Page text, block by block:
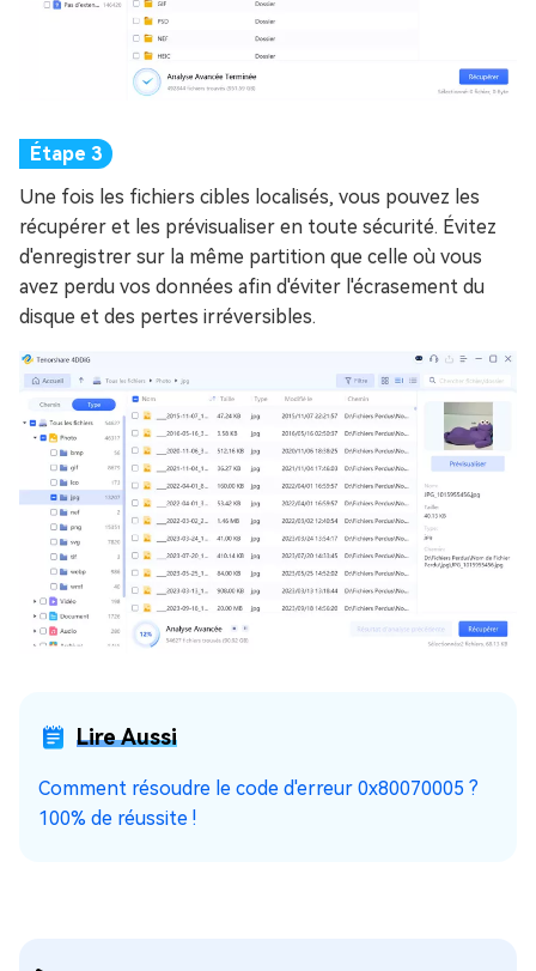
Une fois les fichiers cibles localisés, vous pouvez les
récupérer et les prévisualiser en toute sécurité. Évitez
d'enregistrer sur la même partition que celle où vous
avez perdu vos données afin d'éviter l'écrasement du
disque et des pertes irréversibles.
Lire Aussi
Comment résoudre le code d'erreur 0x80070005 ?
100% de réussite !